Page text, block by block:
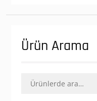
Ürün Arama
Ara: